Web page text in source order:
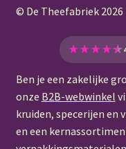
© De Theefabriek 2026
★★★★★
Ben je een zakelijke
onze B2B-webwinkel
kruiden, specerijen en
en een